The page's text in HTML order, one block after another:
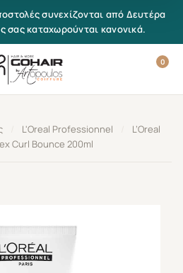
συνεχίζονται από Δευτέρα
σας καταχωρούνται κανονικά.
0
L'Oreal Professionnel
L’Oreal
Curl Bounce 200ml